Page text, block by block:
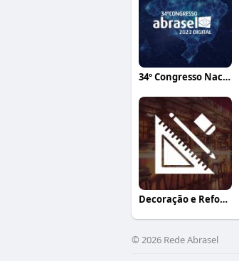
34º Congresso Nacional Abrasel
Decoração e Reforma
© 2026 Rede Abrasel